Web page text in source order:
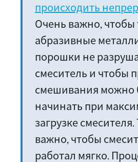
происходить
Очень важно, чтобы
абразивные
порошки не
смеситель и чтобы
смешивания можно
начинать при
загрузке
важно, чтобы
работал мягко.